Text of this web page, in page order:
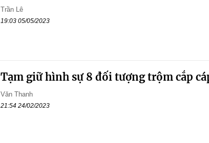
Trần Lê
19:03 05/05/2023
Tạm giữ hình sự 8 đối tượng trộm cắp
Văn Thanh
21:54 24/02/2023